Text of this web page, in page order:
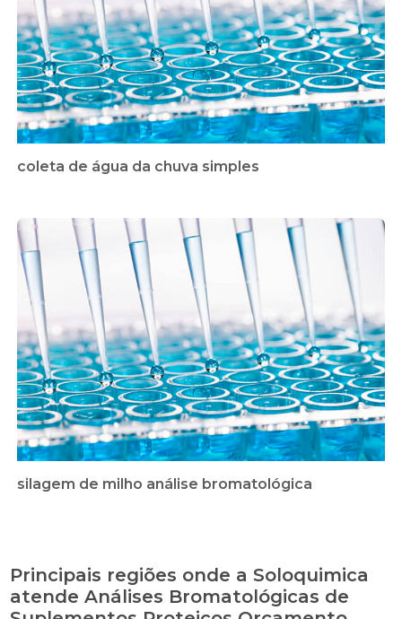
coleta de água da chuva simples
silagem de milho análise bromatológica
Principais regiões onde a Soloquimica
atende Análises Bromatológicas de